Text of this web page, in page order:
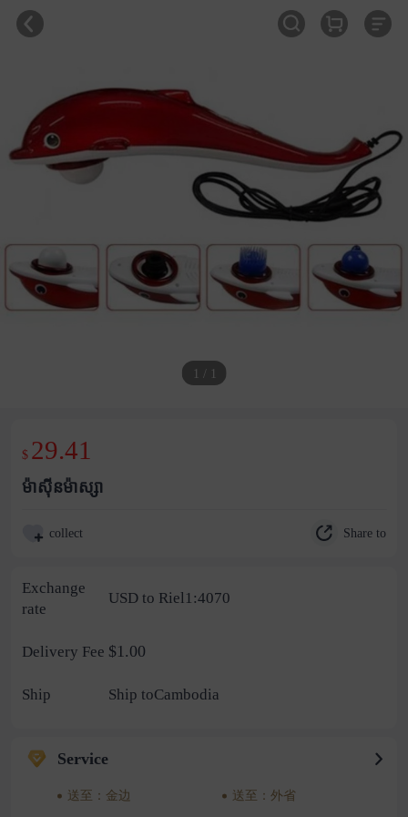
1 / 1
$ 29.41
ម៉ាស៊ីនម៉ាស្សា
collect Share to
Exchange
rate
USD to Riel1:4070
Delivery Fee $1.00
Ship Ship toCambodia
Service
送至：金边 送至：外省